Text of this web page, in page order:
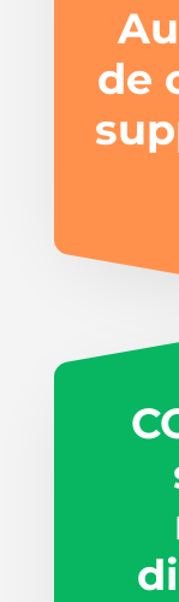
de